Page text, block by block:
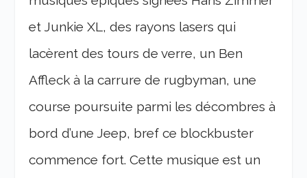
et Junkie XL, des rayons lasers qui
lacèrent des tours de verre, un Ben
Affleck à la carrure de rugbyman, une
course poursuite parmi les décombres à
bord d’une Jeep, bref ce blockbuster
commence fort. Cette musique est un